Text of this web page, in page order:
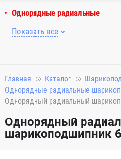
Однорядные радиальные
Показать все
Главная Каталог
Однорядные радиальные
Однорядный радиальный
Однорядный
шарикоподшипник